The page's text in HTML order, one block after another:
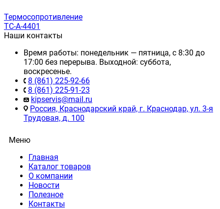
Термосопротивление
ТС-А-4401
Наши контакты
Время работы: понедельник — пятница, с 8:30 до
17:00 без перерыва. Выходной: суббота,
воскресенье.
8 (861) 225-92-66
8 (861) 225-91-23
kipservis@mail.ru
Россия, Краснодарский край, г. Краснодар, ул. 3-я
Трудовая, д. 100
Меню
Главная
Каталог товаров
О компании
Новости
Полезное
Контакты